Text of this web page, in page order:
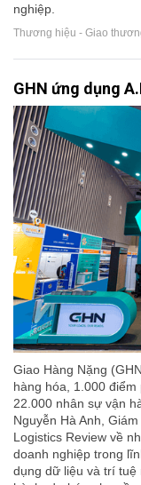
nghiệp.
Thương hiệu - Giao
GHN ứng dụng
Giao Hàng Nặng
hàng hóa, 1.000
22.000 nhân sự vận
Nguyễn Hà Anh,
Logistics Review về
doanh nghiệp trong
dụng dữ liệu và trí tuệ